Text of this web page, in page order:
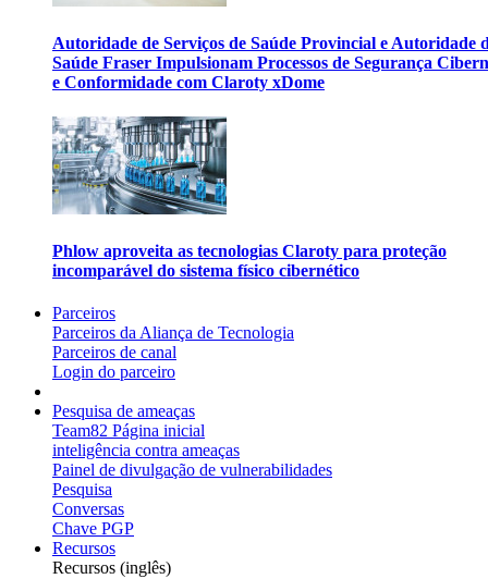
Autoridade de Serviços de Saúde Provincial e Autoridade
Saúde Fraser Impulsionam Processos de Segurança
e Conformidade com Claroty xDome
Phlow aproveita as tecnologias Claroty para proteção
incomparável do sistema físico cibernético
Parceiros
Parceiros da Aliança de Tecnologia
Parceiros de canal
Login do parceiro
Pesquisa de ameaças
Team82 Página inicial
inteligência contra ameaças
Painel de divulgação de vulnerabilidades
Pesquisa
Conversas
Chave PGP
Recursos
Recursos (inglês)